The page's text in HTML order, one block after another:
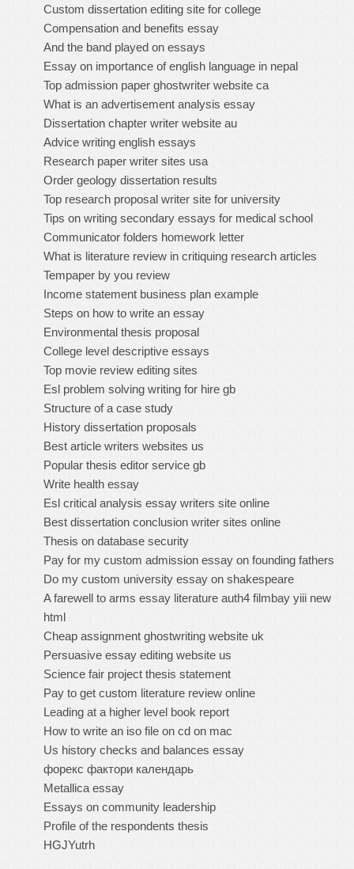
Custom dissertation editing site for college
Compensation and benefits essay
And the band played on essays
Essay on importance of english language in nepal
Top admission paper ghostwriter website ca
What is an advertisement analysis essay
Dissertation chapter writer website au
Advice writing english essays
Research paper writer sites usa
Order geology dissertation results
Top research proposal writer site for university
Tips on writing secondary essays for medical school
Communicator folders homework letter
What is literature review in critiquing research articles
Tempaper by you review
Income statement business plan example
Steps on how to write an essay
Environmental thesis proposal
College level descriptive essays
Top movie review editing sites
Esl problem solving writing for hire gb
Structure of a case study
History dissertation proposals
Best article writers websites us
Popular thesis editor service gb
Write health essay
Esl critical analysis essay writers site online
Best dissertation conclusion writer sites online
Thesis on database security
Pay for my custom admission essay on founding fathers
Do my custom university essay on shakespeare
A farewell to arms essay literature auth4 filmbay yiii new
html
Cheap assignment ghostwriting website uk
Persuasive essay editing website us
Science fair project thesis statement
Pay to get custom literature review online
Leading at a higher level book report
How to write an iso file on cd on mac
Us history checks and balances essay
форекс фактори календарь
Metallica essay
Essays on community leadership
Profile of the respondents thesis
HGJYutrh